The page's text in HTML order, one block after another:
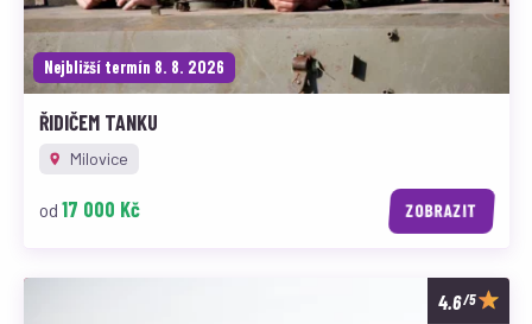
Nejbližší termín 8. 8. 2026
ŘIDIČEM TANKU
Milovice
od 17 000 Kč ZOBRAZIT
/5